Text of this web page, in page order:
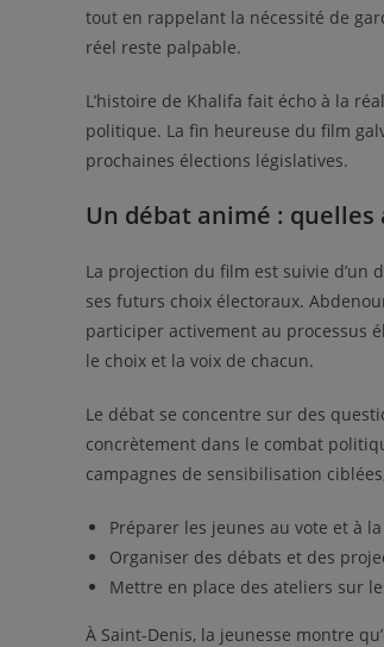
tout en rappelant la nécessité de
réel reste palpable.
L’histoire de Khalifa fait écho à la
politique. La fin heureuse du film
prochaines élections législatives.
Un débat animé : quelles
La projection du film est suivie d’un
ses futurs choix électoraux.
participer activement au processus
le choix et la voix de chacun.
Le débat se concentre sur des
concrètement dans le combat
campagnes de sensibilisation
Préparer les jeunes au vote et à
Organiser des débats et des
Mettre en place des ateliers sur
À Saint-Denis, la jeunesse montre